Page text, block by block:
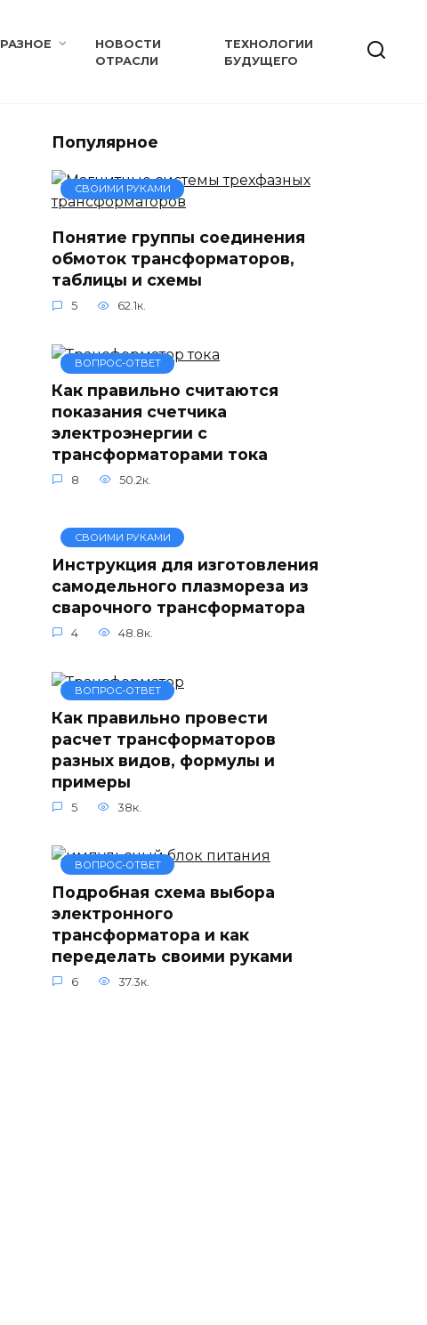
РАЗНОЕ
НОВОСТИ
ОТРАСЛИ
ТЕХНОЛОГИИ
БУДУЩЕГО
Популярное
СВОИМИ РУКАМИ
Понятие группы соединения
обмоток трансформаторов,
таблицы и схемы
5 62.1к.
ВОПРОС-ОТВЕТ
Как правильно считаются
показания счетчика
электроэнергии с
трансформаторами тока
8 50.2к.
СВОИМИ РУКАМИ
Инструкция для изготовления
самодельного плазмореза из
сварочного трансформатора
4 48.8к.
ВОПРОС-ОТВЕТ
Как правильно провести
расчет трансформаторов
разных видов, формулы и
примеры
5 38к.
ВОПРОС-ОТВЕТ
Подробная схема выбора
электронного
трансформатора и как
переделать своими руками
6 37.3к.